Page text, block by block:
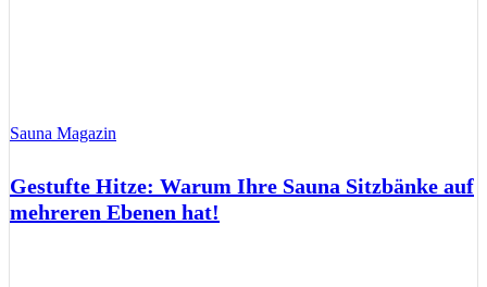
Sauna Magazin
Gestufte Hitze: Warum Ihre Sauna Sitzbänke auf
mehreren Ebenen hat!